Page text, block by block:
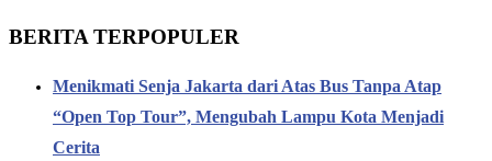
BERITA TERPOPULER
Menikmati Senja Jakarta dari Atas Bus Tanpa Atap
“Open Top Tour”, Mengubah Lampu Kota Menjadi
Cerita